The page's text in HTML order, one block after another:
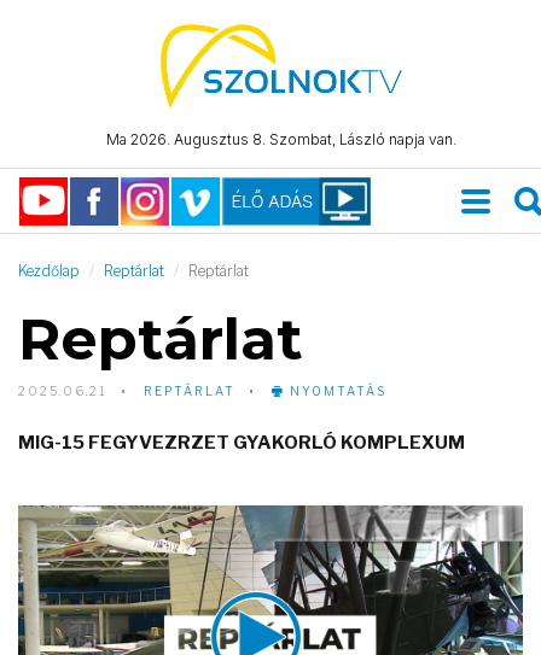
Ma 2026. Augusztus 8. Szombat, László napja van.
Kezdőlap Reptárlat Reptárlat
Reptárlat
2025.06.21 REPTÁRLAT NYOMTATÁS
MIG-15 FEGYVEZRZET GYAKORLÓ KOMPLEXUM
Video
Player